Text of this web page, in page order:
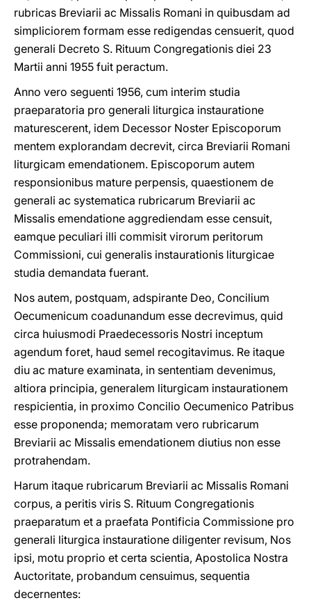
rubricas Breviarii ac Missalis Romani in quibusdam ad
simpliciorem formam esse redigendas censuerit, quod
generali Decreto S. Rituum Congregationis diei 23
Martii anni 1955 fuit peractum.
Anno vero seguenti 1956, cum interim studia
praeparatoria pro generali liturgica instauratione
maturescerent, idem Decessor Noster Episcoporum
mentem explorandam decrevit, circa Breviarii Romani
liturgicam emendationem. Episcoporum autem
responsionibus mature perpensis, quaestionem de
generali ac systematica rubricarum Breviarii ac
Missalis emendatione aggrediendam esse censuit,
eamque peculiari illi commisit virorum peritorum
Commissioni, cui generalis instaurationis liturgicae
studia demandata fuerant.
Nos autem, postquam, adspirante Deo, Concilium
Oecumenicum coadunandum esse decrevimus, quid
circa huiusmodi Praedecessoris Nostri inceptum
agendum foret, haud semel recogitavimus. Re itaque
diu ac mature examinata, in sententiam devenimus,
altiora principia, generalem liturgicam instaurationem
respicientia, in proximo Concilio Oecumenico Patribus
esse proponenda; memoratam vero rubricarum
Breviarii ac Missalis emendationem diutius non esse
protrahendam.
Harum itaque rubricarum Breviarii ac Missalis Romani
corpus, a peritis viris S. Rituum Congregationis
praeparatum et a praefata Pontificia Commissione pro
generali liturgica instauratione diligenter revisum, Nos
ipsi, motu proprio et certa scientia, Apostolica Nostra
Auctoritate, probandum censuimus, sequentia
decernentes: